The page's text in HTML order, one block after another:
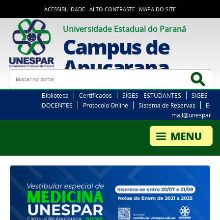
ACESSIBILIDADE ALTO CONTRASTE MAPA DO SITE
Universidade Estadual do Paraná
Campus de
Apucarana
Busca
Biblioteca Certificados SIGES - ESTUDANTES
SIGES -
DOCENTES
Protocolo Online Sistema de Reservas
E-
mail@unespar